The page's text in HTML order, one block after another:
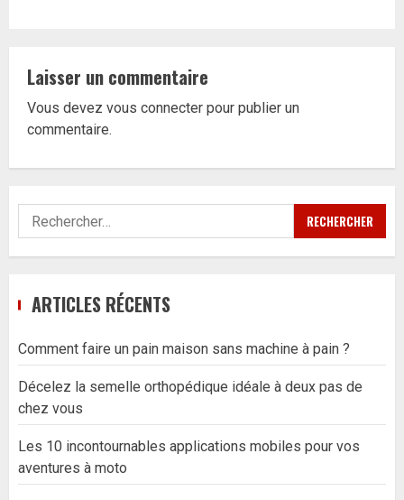
Laisser un commentaire
Vous devez vous connecter pour publier un
commentaire.
Rechercher :
ARTICLES RÉCENTS
Comment faire un pain maison sans machine à pain ?
Décelez la semelle orthopédique idéale à deux pas de
chez vous
Les 10 incontournables applications mobiles pour vos
aventures à moto